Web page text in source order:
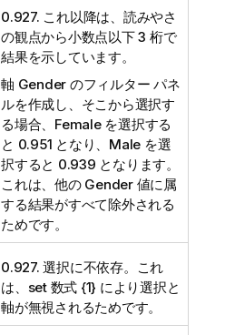
0.927. これ以降は、読みやさ
の観点から小数点以下 3 桁で
結果を示しています。
軸 Gender のフィルター パネ
ルを作成し、そこから選択す
る場合、 Femaleを選択する
と 0.951 となり、 Male を選
択すると 0.939 となります。
これは、他の Gender値に属
する結果がすべて除外される
ためです。
0.927. 選択に不依存。これ
は、set 数式 {1} により選択と
軸が無視されるためです。